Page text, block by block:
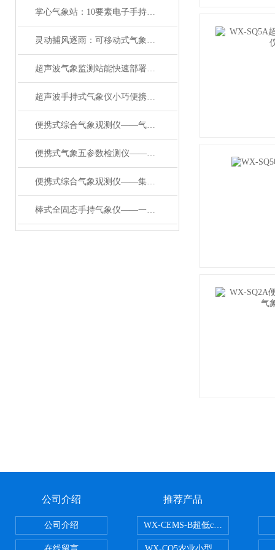
掌心气象站：10要素电子手持气象仪的精准赋能
灵动捕风逐雨：可移动式气象观测仪器的硬核实力
超声波气象监测站能快速部署的智慧气象设备
超声波手持式气象仪小巧便携的“气象小能手”
便携式综合气象观测仪——气象数据宝库的应急移动式气象站2024已更新
便携式气象五参数检测仪——一款集多项气象要素于一体的便携式手持气象站
便携式综合气象观测仪——集多项气象要素于一体的手持气象仪2024顺丰包邮
棒式全固态手持气象仪——一款真省劲儿的便携式地面观测站#2024已更新
公司介绍
公司介绍
推荐产品
WX-CEMS-B超低cems烟气监测系